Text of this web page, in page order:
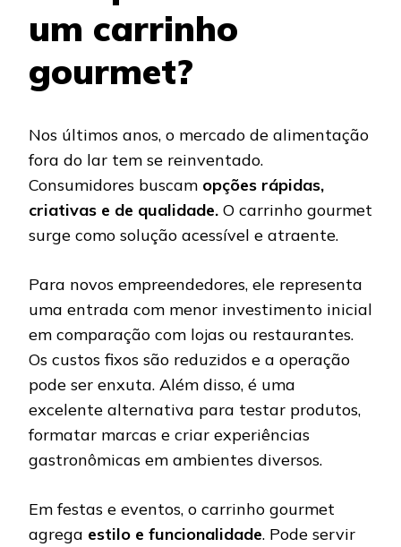
um carrinho
gourmet?
Nos últimos anos, o mercado de alimentação
fora do lar tem se reinventado.
Consumidores buscam opções rápidas,
criativas e de qualidade. O carrinho gourmet
surge como solução acessível e atraente.
Para novos empreendedores, ele representa
uma entrada com menor investimento inicial
em comparação com lojas ou restaurantes.
Os custos fixos são reduzidos e a operação
pode ser enxuta. Além disso, é uma
excelente alternativa para testar produtos,
formatar marcas e criar experiências
gastronômicas em ambientes diversos.
Em festas e eventos, o carrinho gourmet
agrega estilo e funcionalidade. Pode servir